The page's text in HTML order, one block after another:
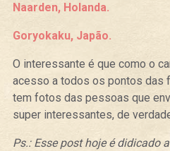
Naarden, Holanda.
Goryokaku, Japão.
O interessante é que como o
acesso a todos os pontos das
tem fotos das pessoas que
super interessantes, de
Ps.: Esse post hoje é didicado